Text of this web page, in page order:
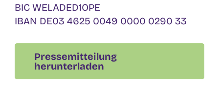
BIC WELADED1OPE
IBAN DE03 4625 0049 0000 0290 33
Pressemitteilung
herunterladen